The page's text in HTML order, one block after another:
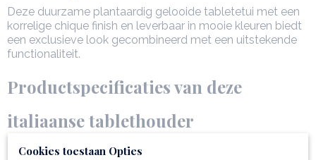
Deze duurzame plantaardig gelooide tabletetui met een
korrelige chique finish en leverbaar in mooie kleuren biedt
een exclusieve look gecombineerd met een uitstekende
functionaliteit.
Productspecificaties van deze
italiaanse tablethouder
Unieke textuur
: duurzaam en plantaardig gelooid
Cookies toestaan Opties